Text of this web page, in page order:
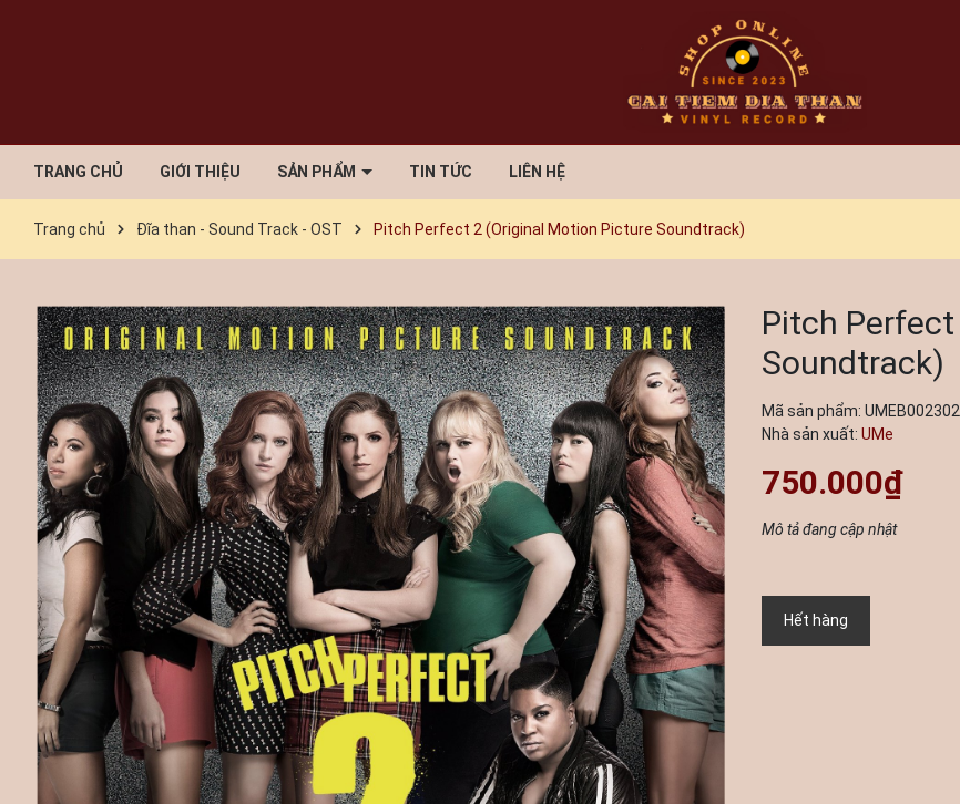
TRANG CHỦ GIỚI THIỆU SẢN PHẨM TIN TỨC LIÊN HỆ
Trang chủ Đĩa than - Sound Track - OST Pitch Perfect 2 (Original Motion Picture Soundtrack)
Pitch
Soundtrack)
Mã sản phẩm:
Nhà sản xuất: UMe
750.000₫
Mô tả đang cập nhật
Hết hàng